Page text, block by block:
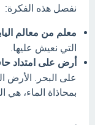
نفصل هذه الفكرة:
معلم من معالم
التي نعيش عليها.
أرض على امتداد
على البحر. الأرض
بمحاذاة الماء، هي